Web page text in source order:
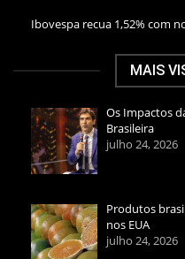
Ibovespa recua 1,52% com
MAIS
Os Impactos
Brasileira
julho 24, 2026
Produtos
nos EUA
julho 24, 2026